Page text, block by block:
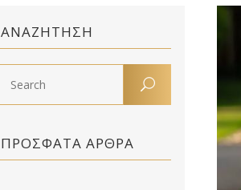
ΑΝΑΖΉΤΗΣΗ
ΠΡΌΣΦΑΤΑ ΆΡΘΡΑ